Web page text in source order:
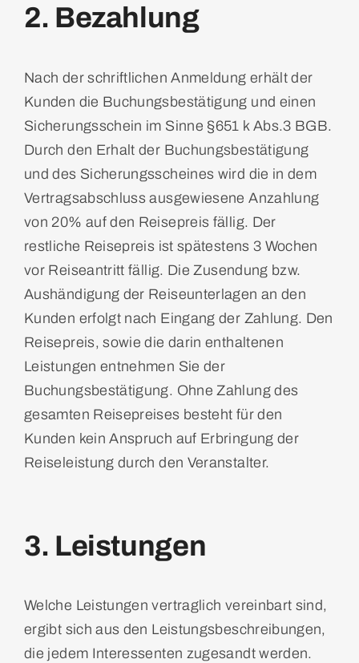
2. Bezahlung
Nach der schriftlichen Anmeldung erhält der
Kunden die Buchungsbestätigung und einen
Sicherungsschein im Sinne §651 k Abs.3 BGB.
Durch den Erhalt der Buchungsbestätigung
und des Sicherungsscheines wird die in dem
Vertragsabschluss ausgewiesene Anzahlung
von 20% auf den Reisepreis fällig. Der
restliche Reisepreis ist spätestens 3 Wochen
vor Reiseantritt fällig. Die Zusendung bzw.
Aushändigung der Reiseunterlagen an den
Kunden erfolgt nach Eingang der Zahlung. Den
Reisepreis, sowie die darin enthaltenen
Leistungen entnehmen Sie der
Buchungsbestätigung. Ohne Zahlung des
gesamten Reisepreises besteht für den
Kunden kein Anspruch auf Erbringung der
Reiseleistung durch den Veranstalter.
3. Leistungen
Welche Leistungen vertraglich vereinbart sind,
ergibt sich aus den Leistungsbeschreibungen,
die jedem Interessenten zugesandt werden.